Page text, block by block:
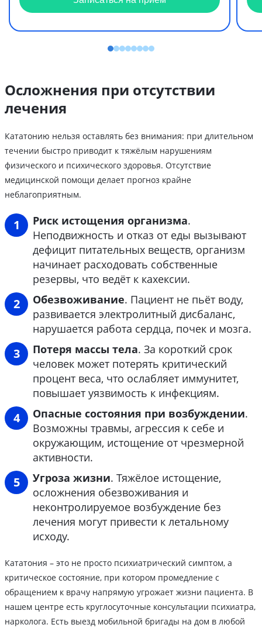
Осложнения при отсутствии
лечения
Кататонию нельзя оставлять без внимания: при длительном
течении быстро приводит к тяжёлым нарушениям
физического и психического здоровья. Отсутствие
медицинской помощи делает прогноз крайне
неблагоприятным.
Риск истощения организма.
Неподвижность и отказ от еды вызывают
дефицит питательных веществ, организм
начинает расходовать собственные
резервы, что ведёт к кахексии.
Обезвоживание. Пациент не пьёт воду,
развивается электролитный дисбаланс,
нарушается работа сердца, почек и мозга.
Потеря массы тела. За короткий срок
человек может потерять критический
процент веса, что ослабляет иммунитет,
повышает уязвимость к инфекциям.
Опасные состояния при возбуждении.
Возможны травмы, агрессия к себе и
окружающим, истощение от чрезмерной
активности.
Угроза жизни. Тяжёлое истощение,
осложнения обезвоживания и
неконтролируемое возбуждение без
лечения могут привести к летальному
исходу.
Кататония – это не просто психиатрический симптом, а
критическое состояние, при котором промедление с
обращением к врачу напрямую угрожает жизни пациента. В
нашем центре есть круглосуточные консультации психиатра,
нарколога. Есть выезд мобильной бригады на дом в любой